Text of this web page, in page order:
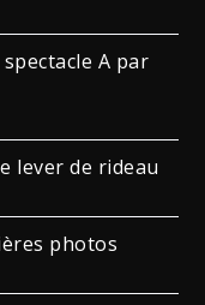
A par
lever de rideau
photos